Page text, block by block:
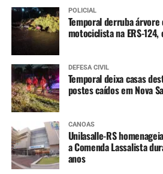
POLICIAL
Temporal derruba
motociclista na ERS-
DEFESA CIVIL
Temporal deixa casas
postes caídos em Nova
CANOAS
Unilasalle-RS
a Comenda Lassalista
anos